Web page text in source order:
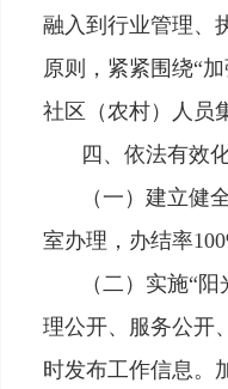
融入到行业管理、
原则，紧紧围绕“
社区（农村）人员
四、依法有效
（一）建立健
室办理，办结率
（二）实施“
理公开、服务公开
时发布工作信息。